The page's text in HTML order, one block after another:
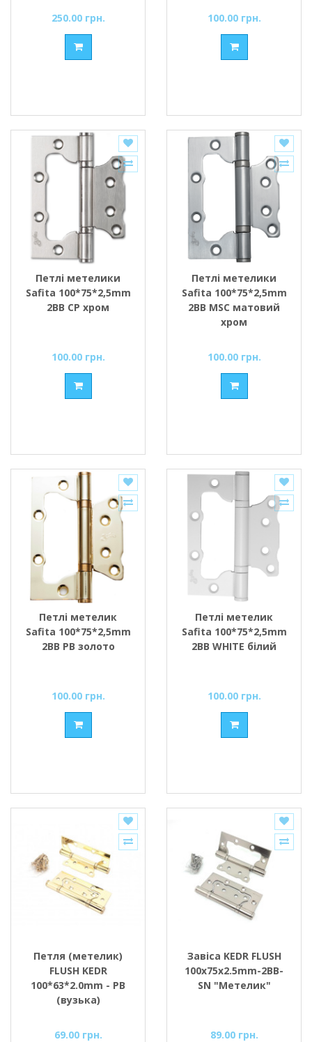
250.00 грн. 100.00 грн.
Петлі метелики
Safita 100*75*2,5mm
2BB CP хром
100.00 грн.
Петлі метелики
Safita 100*75*2,5mm
2BB MSC матовий
хром
100.00 грн.
Петлі метелик
Safita 100*75*2,5mm
2BB PB золото
100.00 грн.
Петлі метелик
Safita 100*75*2,5mm
2BB WHITE білий
100.00 грн.
Петля (метелик)
FLUSH KEDR
100*63*2.0mm - PB
(вузька)
69.00 грн.
Завіса KEDR FLUSH
100x75x2.5mm-2BB-
SN "Метелик"
89.00 грн.